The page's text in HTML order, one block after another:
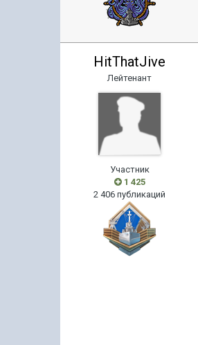
HitThatJive
Лейтенант
Участник
1 425
2 406 публикаций